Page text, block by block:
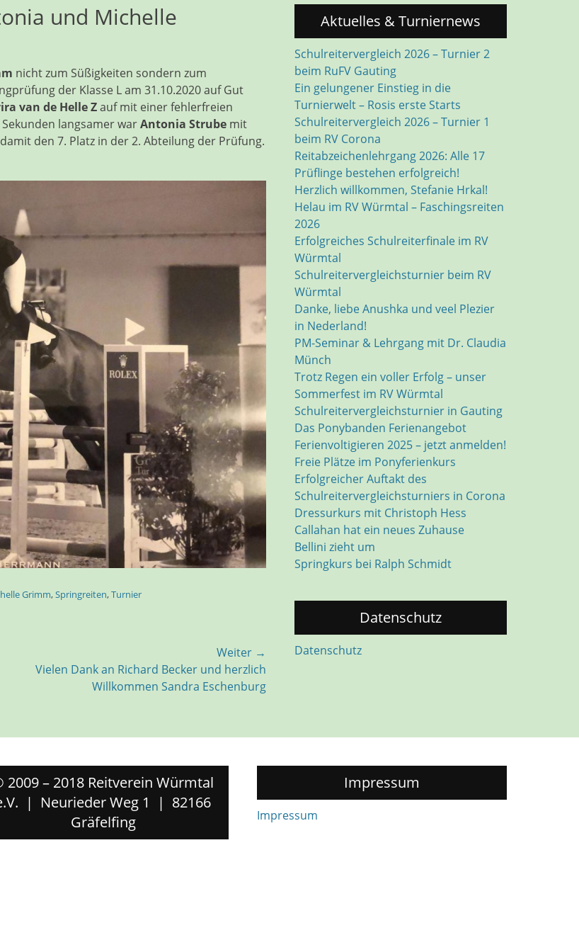
und Michelle
nicht zum Süßigkeiten sondern zum
der Klasse L am 31.10.2020 auf Gut
van de Helle Zauf mit einer fehlerfreien
langsamer warAntonia Strube mit
den 7. Platz in der 2. Abteilung der Prüfung.
Grimm,Springreiten,Turnier
Weiter →
Vielen Dank an Richard Becker und herzlich
Willkommen Sandra Eschenburg
Aktuelles & Turniernews
Schulreitervergleich 2026 – Turnier 2
beim RuFV Gauting
Ein gelungener Einstieg in die
Turnierwelt – Rosis erste Starts
Schulreitervergleich 2026 – Turnier 1
beim RV Corona
Reitabzeichenlehrgang 2026: Alle 17
Prüflinge bestehen erfolgreich!
Herzlich willkommen, Stefanie Hrkal!
Helau im RV Würmtal – Faschingsreiten
2026
Erfolgreiches Schulreiterfinale im RV
Würmtal
Schulreitervergleichsturnier beim RV
Würmtal
Danke, liebe Anushka und veel Plezier
in Nederland!
PM-Seminar & Lehrgang mit Dr. Claudia
Münch
Trotz Regen ein voller Erfolg – unser
Sommerfest im RV Würmtal
Schulreitervergleichsturnier in Gauting
Das Ponybanden Ferienangebot
Ferienvoltigieren 2025 – jetzt anmelden!
Freie Plätze im Ponyferienkurs
Erfolgreicher Auftakt des
Schulreitervergleichsturniers in Corona
Dressurkurs mit Christoph Hess
Callahan hat ein neues Zuhause
Bellini zieht um
Springkurs bei Ralph Schmidt
Datenschutz
Datenschutz
2009 – 2018 Reitverein Würmtal
| Neurieder Weg 1 | 82166
Gräfelfing
Impressum
Impressum